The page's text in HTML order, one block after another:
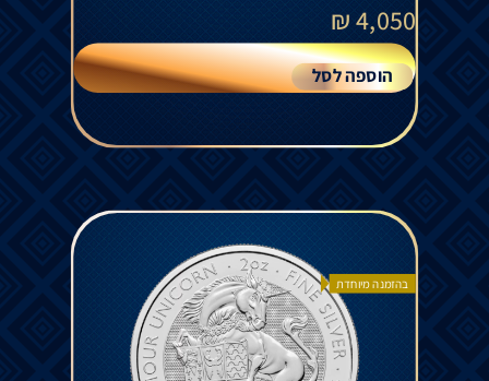
4,050
₪
הוספה לסל
בהזמנה מיוחדת